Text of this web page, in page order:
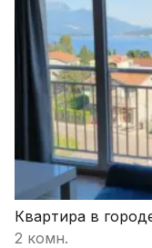
Квартира в
2 комн.